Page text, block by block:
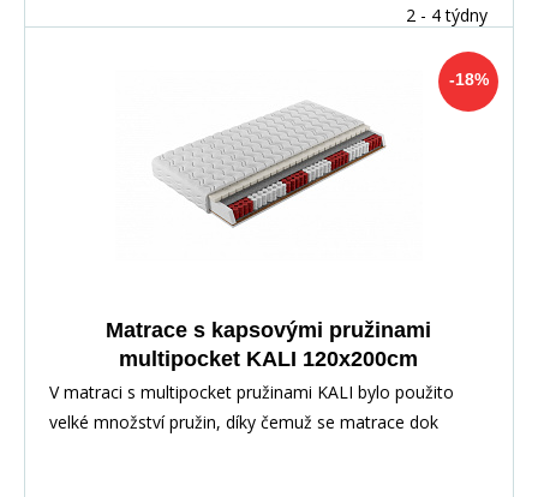
2 - 4 týdny
-18%
Matrace s kapsovými pružinami
multipocket KALI 120x200cm
V matraci s multipocket pružinami KALI bylo použito
velké množství pružin, díky čemuž se matrace dok